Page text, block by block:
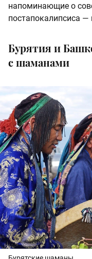
напоминающие о
постапокалипсиса —
Бурятия и
с шаманами